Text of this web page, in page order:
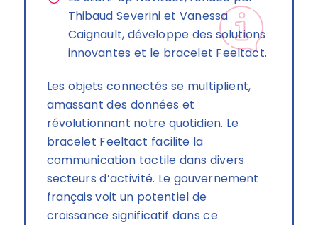
Thibaud Severini et Vanessa
Caignault, développe des solutions
innovantes et le bracelet Feeltact.
Les objets connectés se multiplient,
amassant des données et
révolutionnant notre quotidien. Le
bracelet Feeltact facilite la
communication tactile dans divers
secteurs d’activité. Le gouvernement
français voit un potentiel de
croissance significatif dans ce